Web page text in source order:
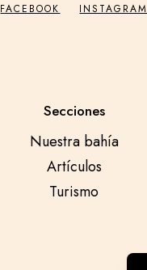
FACEBOOK INSTAGRAM
Secciones
Nuestra bahía
Artículos
Turismo